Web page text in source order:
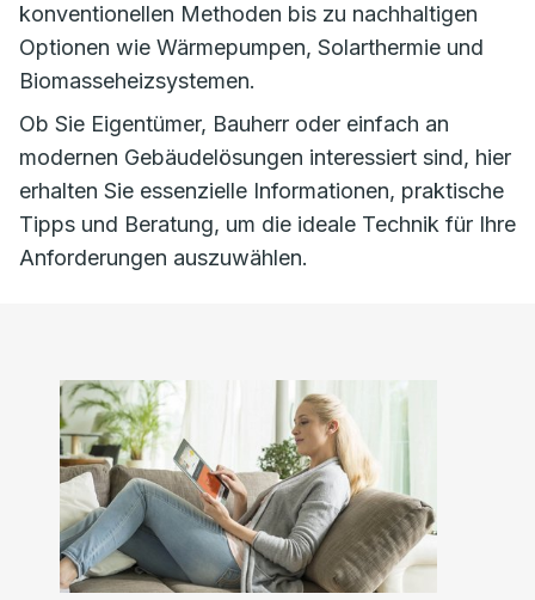
konventionellen Methoden bis zu nachhaltigen
Optionen wie Wärmepumpen, Solarthermie und
Biomasseheizsystemen.
Ob Sie Eigentümer, Bauherr oder einfach an
modernen Gebäudelösungen interessiert sind, hier
erhalten Sie essenzielle Informationen, praktische
Tipps und Beratung, um die ideale Technik für Ihre
Anforderungen auszuwählen.